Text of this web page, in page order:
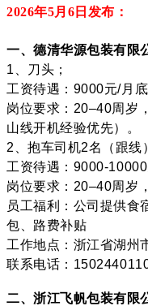
2026年5月6 日发布：
一、德清华源包装有限
1、刀头；
工资待遇：9000元/月
岗位要求：20–40周岁
山线开机经验优先）。
2、抱车司机2名（跟线
工资待遇：9000-
岗位要求：20–40周岁
员工福利：公司提供食
包、路费补贴
工作地点：浙江省湖州
联系电话：
二、浙江飞帆包装有限